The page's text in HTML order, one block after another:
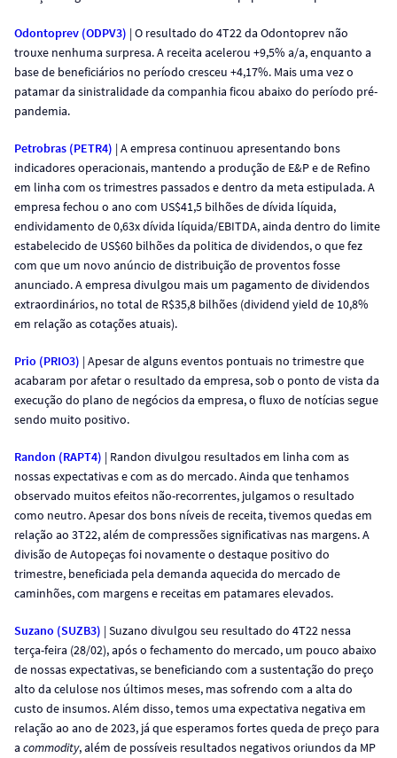
Odontoprev (ODPV3) | O resultado do 4T22 da Odontoprev não
trouxe nenhuma surpresa. A receita acelerou +9,5% a/a, enquanto a
base de beneficiários no período cresceu +4,17%. Mais uma vez o
patamar da sinistralidade da companhia ficou abaixo do período pré-
pandemia.
Petrobras (PETR4) | A empresa continuou apresentando bons
indicadores operacionais, mantendo a produção de E&P e de Refino
em linha com os trimestres passados e dentro da meta estipulada. A
empresa fechou o ano com US$41,5 bilhões de dívida líquida,
endividamento de 0,63x dívida líquida/EBITDA, ainda dentro do limite
estabelecido de US$60 bilhões da politica de dividendos, o que fez
com que um novo anúncio de distribuição de proventos fosse
anunciado. A empresa divulgou mais um pagamento de dividendos
extraordinários, no total de R$35,8 bilhões (dividend yield de 10,8%
em relação as cotações atuais).
Prio (PRIO3) | Apesar de alguns eventos pontuais no trimestre que
acabaram por afetar o resultado da empresa, sob o ponto de vista da
execução do plano de negócios da empresa, o fluxo de notícias segue
sendo muito positivo.
Randon (RAPT4) | Randon divulgou resultados em linha com as
nossas expectativas e com as do mercado. Ainda que tenhamos
observado muitos efeitos não-recorrentes, julgamos o resultado
como neutro. Apesar dos bons níveis de receita, tivemos quedas em
relação ao 3T22, além de compressões significativas nas margens. A
divisão de Autopeças foi novamente o destaque positivo do
trimestre, beneficiada pela demanda aquecida do mercado de
caminhões, com margens e receitas em patamares elevados.
Suzano (SUZB3) | Suzano divulgou seu resultado do 4T22 nessa
terça-feira (28/02), após o fechamento do mercado, um pouco abaixo
de nossas expectativas, se beneficiando com a sustentação do preço
alto da celulose nos últimos meses, mas sofrendo com a alta do
custo de insumos. Além disso, temos uma expectativa negativa em
relação ao ano de 2023, já que esperamos fortes queda de preço para
a commodity, além de possíveis resultados negativos oriundos da MP